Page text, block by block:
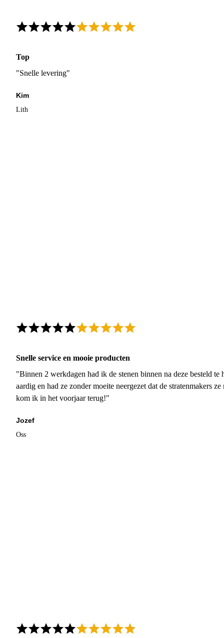
Top
"Snelle levering"
Kim
Lith
Snelle service en mooie producten
"Binnen 2 werkdagen had ik de stenen binnen na deze besteld
aardig en had ze zonder moeite neergezet dat de stratenmakers
kom ik in het voorjaar terug!"
Jozef
Oss